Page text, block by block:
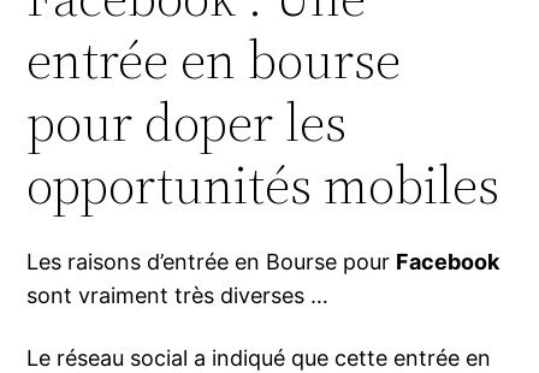
entrée en bourse
pour doper les
opportunités mobiles
Les raisons d’entrée en Bourse pour Facebook
sont vraiment très diverses …
Le réseau social a indiqué que cette entrée en